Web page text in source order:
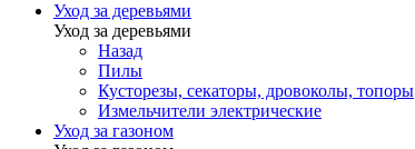
Уход за деревьями
Уход за деревьями
Назад
Пилы
Кусторезы, секаторы, дровоколы, топоры
Измельчители электрические
Уход за газоном